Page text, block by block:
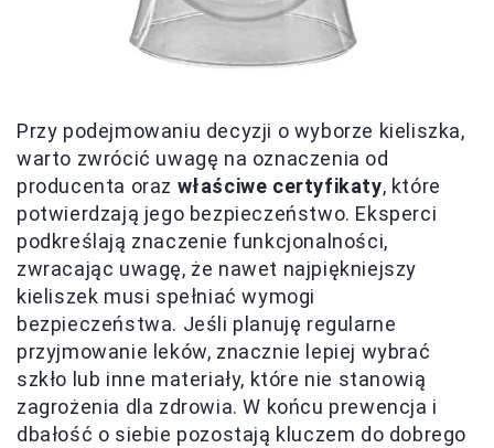
Przy podejmowaniu decyzji o wyborze kieliszka,
warto zwrócić uwagę na oznaczenia od
producenta oraz właściwe certyfikaty, które
potwierdzają jego bezpieczeństwo. Eksperci
podkreślają znaczenie funkcjonalności,
zwracając uwagę, że nawet najpiękniejszy
kieliszek musi spełniać wymogi
bezpieczeństwa. Jeśli planuję regularne
przyjmowanie leków, znacznie lepiej wybrać
szkło lub inne materiały, które nie stanowią
zagrożenia dla zdrowia. W końcu prewencja i
dbałość o siebie pozostają kluczem do dobrego